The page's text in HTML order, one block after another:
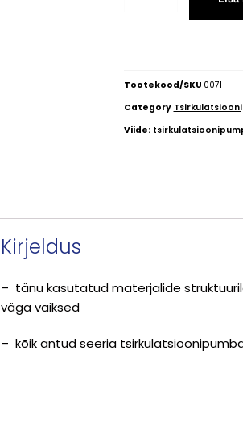
Tootekood/SKU 0071
Category
Viide:
Kirjeldus
– tänu kasutatud materjalide
väga vaiksed
– kõik antud seeria